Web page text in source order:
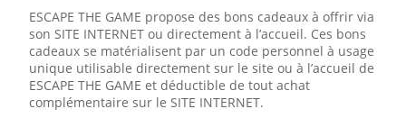
ESCAPE THE GAME propose des bons cadeaux à offrir via
son SITE INTERNET ou directement à l’accueil. Ces bons
cadeaux se matérialisent par un code personnel à usage
unique utilisable directement sur le site ou à l’accueil de
ESCAPE THE GAME et déductible de tout achat
complémentaire sur le SITE INTERNET.